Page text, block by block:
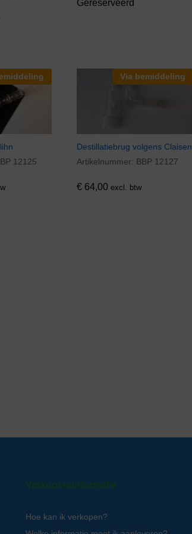
Gereserveerd
12125
Via bemiddeling
Destillatiebrug volgens Claisen
Artikelnummer: BBP 12127
€64,00 excl. btw
€64,00
Verkopersinformatie
Hoe kan ik verkopen?